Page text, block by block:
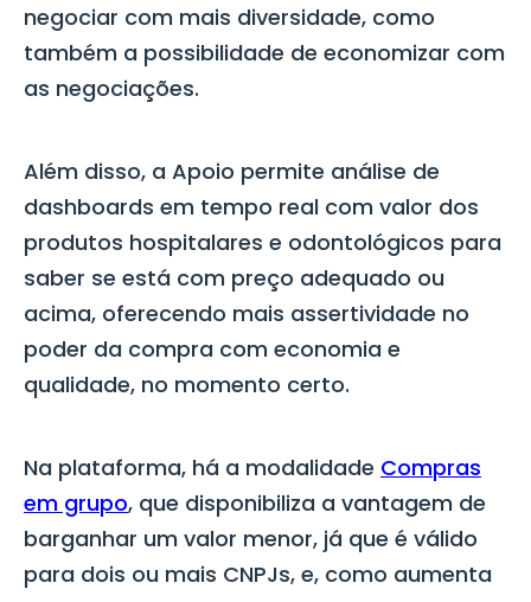
negociar com mais diversidade, como
também a possibilidade de economizar com
as negociações.
Além disso, a Apoio permite análise de
dashboards em tempo real com valor dos
produtos hospitalares e odontológicos para
saber se está com preço adequado ou
acima, oferecendo mais assertividade no
poder da compra com economia e
qualidade, no momento certo.
Na plataforma, há a modalidade Compras
em grupo, que disponibiliza a vantagem de
barganhar um valor menor, já que é válido
para dois ou mais CNPJs, e, como aumenta